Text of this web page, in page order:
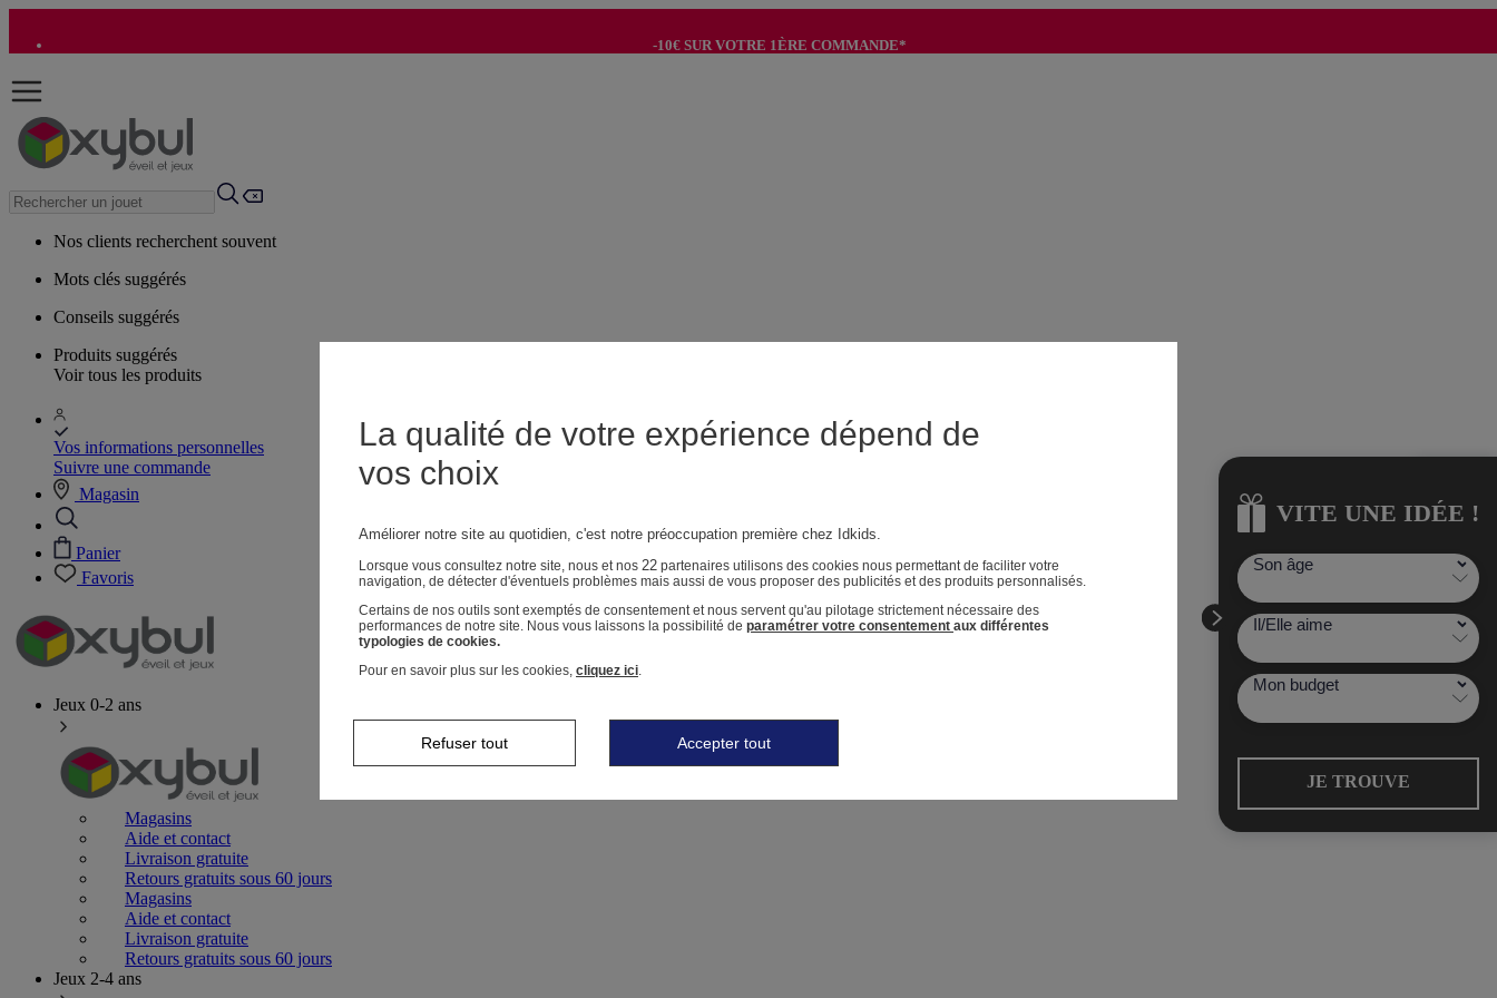
-10€ SUR VOTRE 1ÈRE COMMANDE*
Nos clients recherchent souvent
Mots clés suggérés
Conseils suggérés
Produits suggérés
Voir tous les produits
Vos informations personnelles
Suivre une commande
Magasin
Panier
Favoris
Jeux 0-2 ans
Magasins
Aide et contact
Livraison gratuite
Retours gratuits sous 60 jours
Magasins
Aide et contact
Livraison gratuite
Retours gratuits sous 60 jours
Jeux 2-4 ans
VITE UNE IDÉE !
VITE UNE IDÉE !
JE TROUVE
La qualité de votre expérience dépend de
vos choix
Améliorer notre site au quotidien, c'est notre préoccupation première chez Idkids.
Lorsque vous consultez notre site, nous et nos 22 partenaires utilisons des cookies nous permettant de faciliter votre
navigation, de détecter d'éventuels problèmes mais aussi de vous proposer des publicités et des produits personnalisés.
Certains de nos outils sont exemptés de consentement et nous servent qu'au pilotage strictement nécessaire des
performances de notre site. Nous vous laissons la possibilité de paramétrer votre consentement aux différentes
typologies de cookies.
Pour en savoir plus sur les cookies, cliquez ici.
Refuser tout Accepter tout